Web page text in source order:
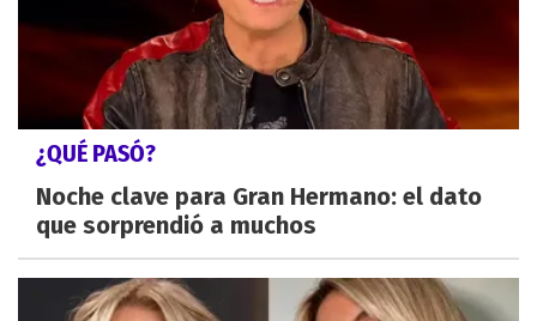
¿QUÉ PASÓ?
Noche clave para Gran Hermano: el dato
que sorprendió a muchos